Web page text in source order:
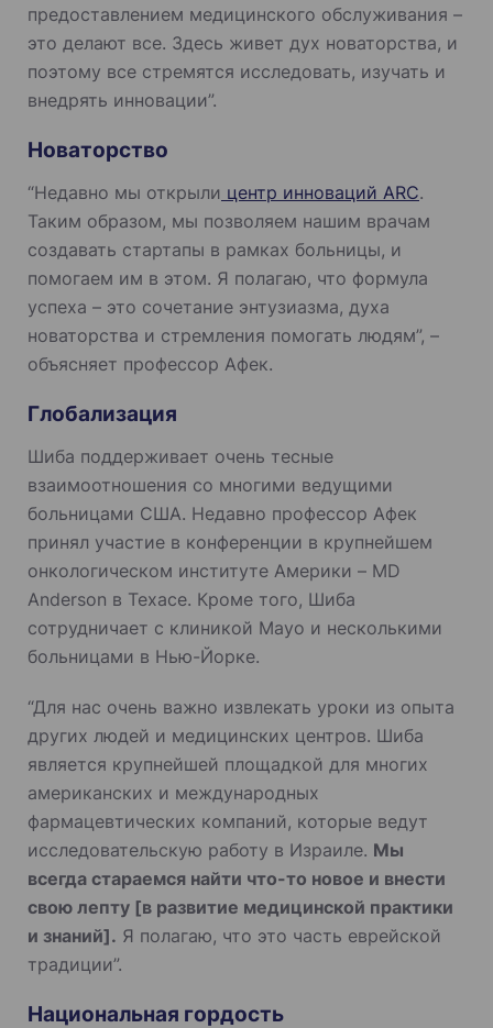
предоставлением медицинского обслуживания –
это делают все. Здесь живет дух новаторства, и
поэтому все стремятся исследовать, изучать и
внедрять инновации”.
Новаторство
“Недавно мы открыли центр инноваций ARC.
Таким образом, мы позволяем нашим врачам
создавать стартапы в рамках больницы, и
помогаем им в этом. Я полагаю, что формула
успеха – это сочетание энтузиазма, духа
новаторства и стремления помогать людям”, –
объясняет профессор Афек.
Глобализация
Шиба поддерживает очень тесные
взаимоотношения со многими ведущими
больницами США. Недавно профессор Афек
принял участие в конференции в крупнейшем
онкологическом институте Америки – MD
Anderson в Техасе. Кроме того, Шиба
сотрудничает с клиникой Mayo и несколькими
больницами в Нью-Йорке.
“Для нас очень важно извлекать уроки из опыта
других людей и медицинских центров. Шиба
является крупнейшей площадкой для многих
американских и международных
фармацевтических компаний, которые ведут
исследовательскую работу в Израиле. Мы
всегда стараемся найти что-то новое и внести
свою лепту [в развитие медицинской практики
и знаний]. Я полагаю, что это часть еврейской
традиции”.
Национальная гордость